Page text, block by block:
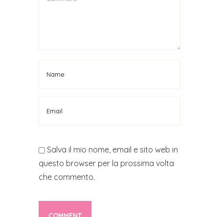
Salva il mio nome, email e sito web in
questo browser per la prossima volta
che commento.